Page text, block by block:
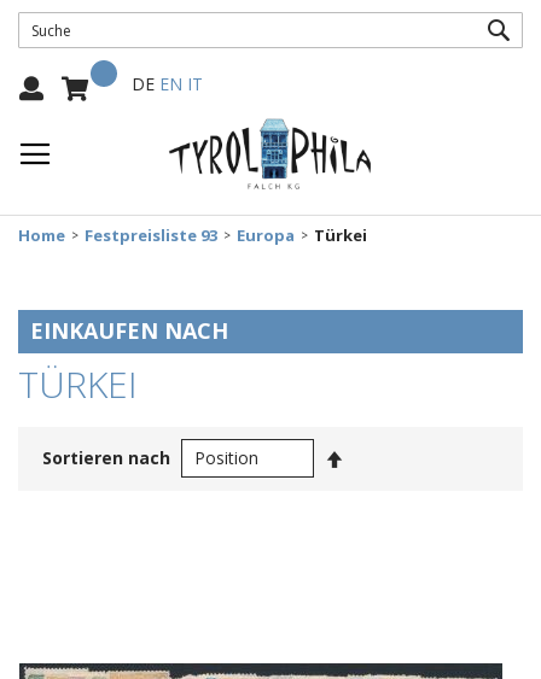
Mein Warenkorb
Select
DE EN IT
Home Festpreisliste 93 Europa Türkei
TÜRKEI
Sortieren nach
EINKAUFEN NACH